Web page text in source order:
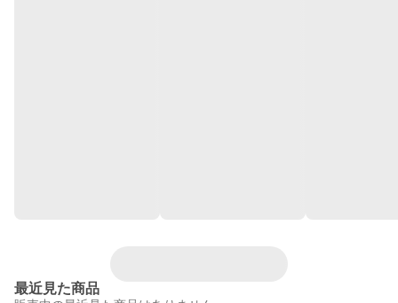
最近見た商品